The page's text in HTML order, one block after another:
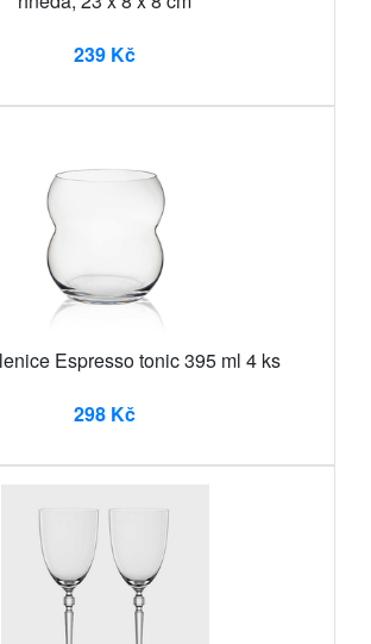
239 Kč
Espresso tonic 395 ml 4 ks
298 Kč